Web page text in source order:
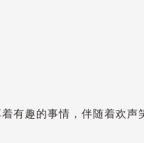
有趣的事情，伴随着欢声